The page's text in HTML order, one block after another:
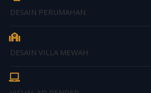
DESAIN PERUMAHAN
DESAIN VILLA MEWAH